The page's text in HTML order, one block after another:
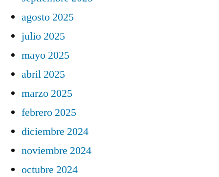
agosto 2025
julio 2025
mayo 2025
abril 2025
marzo 2025
febrero 2025
diciembre 2024
noviembre 2024
octubre 2024